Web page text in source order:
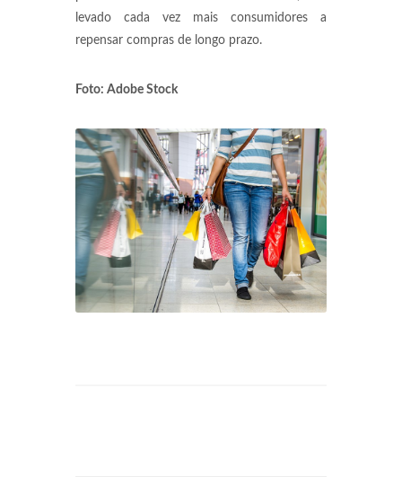
levado cada vez mais consumidores a
repensar compras de longo prazo.
Foto: Adobe Stock